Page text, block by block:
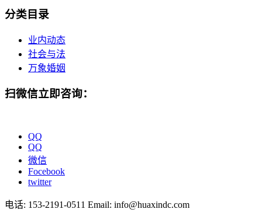
分类目录
业内动态
社会与法
万象婚姻
扫微信立即咨询：
QQ
QQ
微信
Focebook
twitter
电话: 153-2191-0511 Email: info@huaxindc.com